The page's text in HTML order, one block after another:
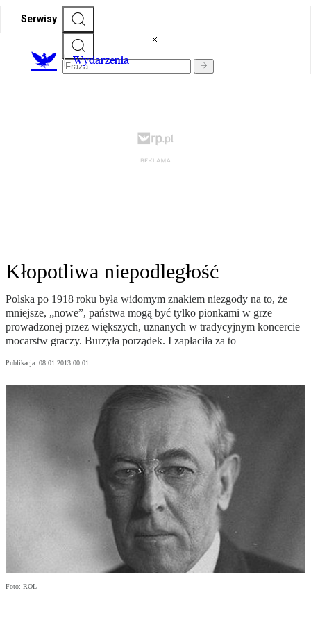
Serwisy
Wydarzenia
Kłopotliwa niepodległość
Polska po 1918 roku była widomym znakiem niezgody na to, że
mniejsze, „nowe”, państwa mogą być tylko pionkami w grze
prowadzonej przez większych, uznanych w tradycyjnym koncercie
mocarstw graczy. Burzyła porządek. I zapłaciła za to
Publikacja: 08.01.2013 00:01
Foto: ROL